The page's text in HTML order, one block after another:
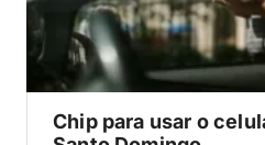
Chip para usar o